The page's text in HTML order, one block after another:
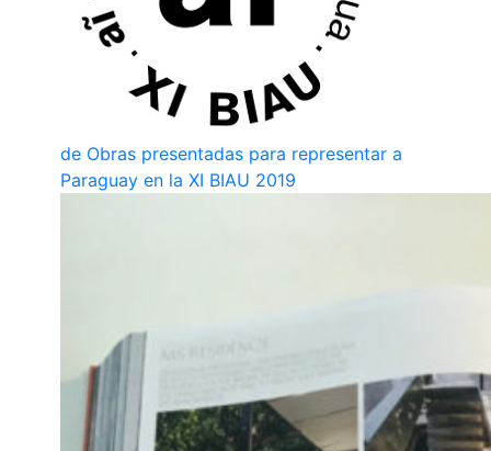
de Obras presentadas para representar a
Paraguay en la XI BIAU 2019